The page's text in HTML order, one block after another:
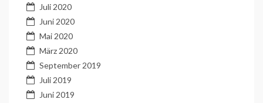
Juli 2020
Juni 2020
Mai 2020
März 2020
September 2019
Juli 2019
Juni 2019